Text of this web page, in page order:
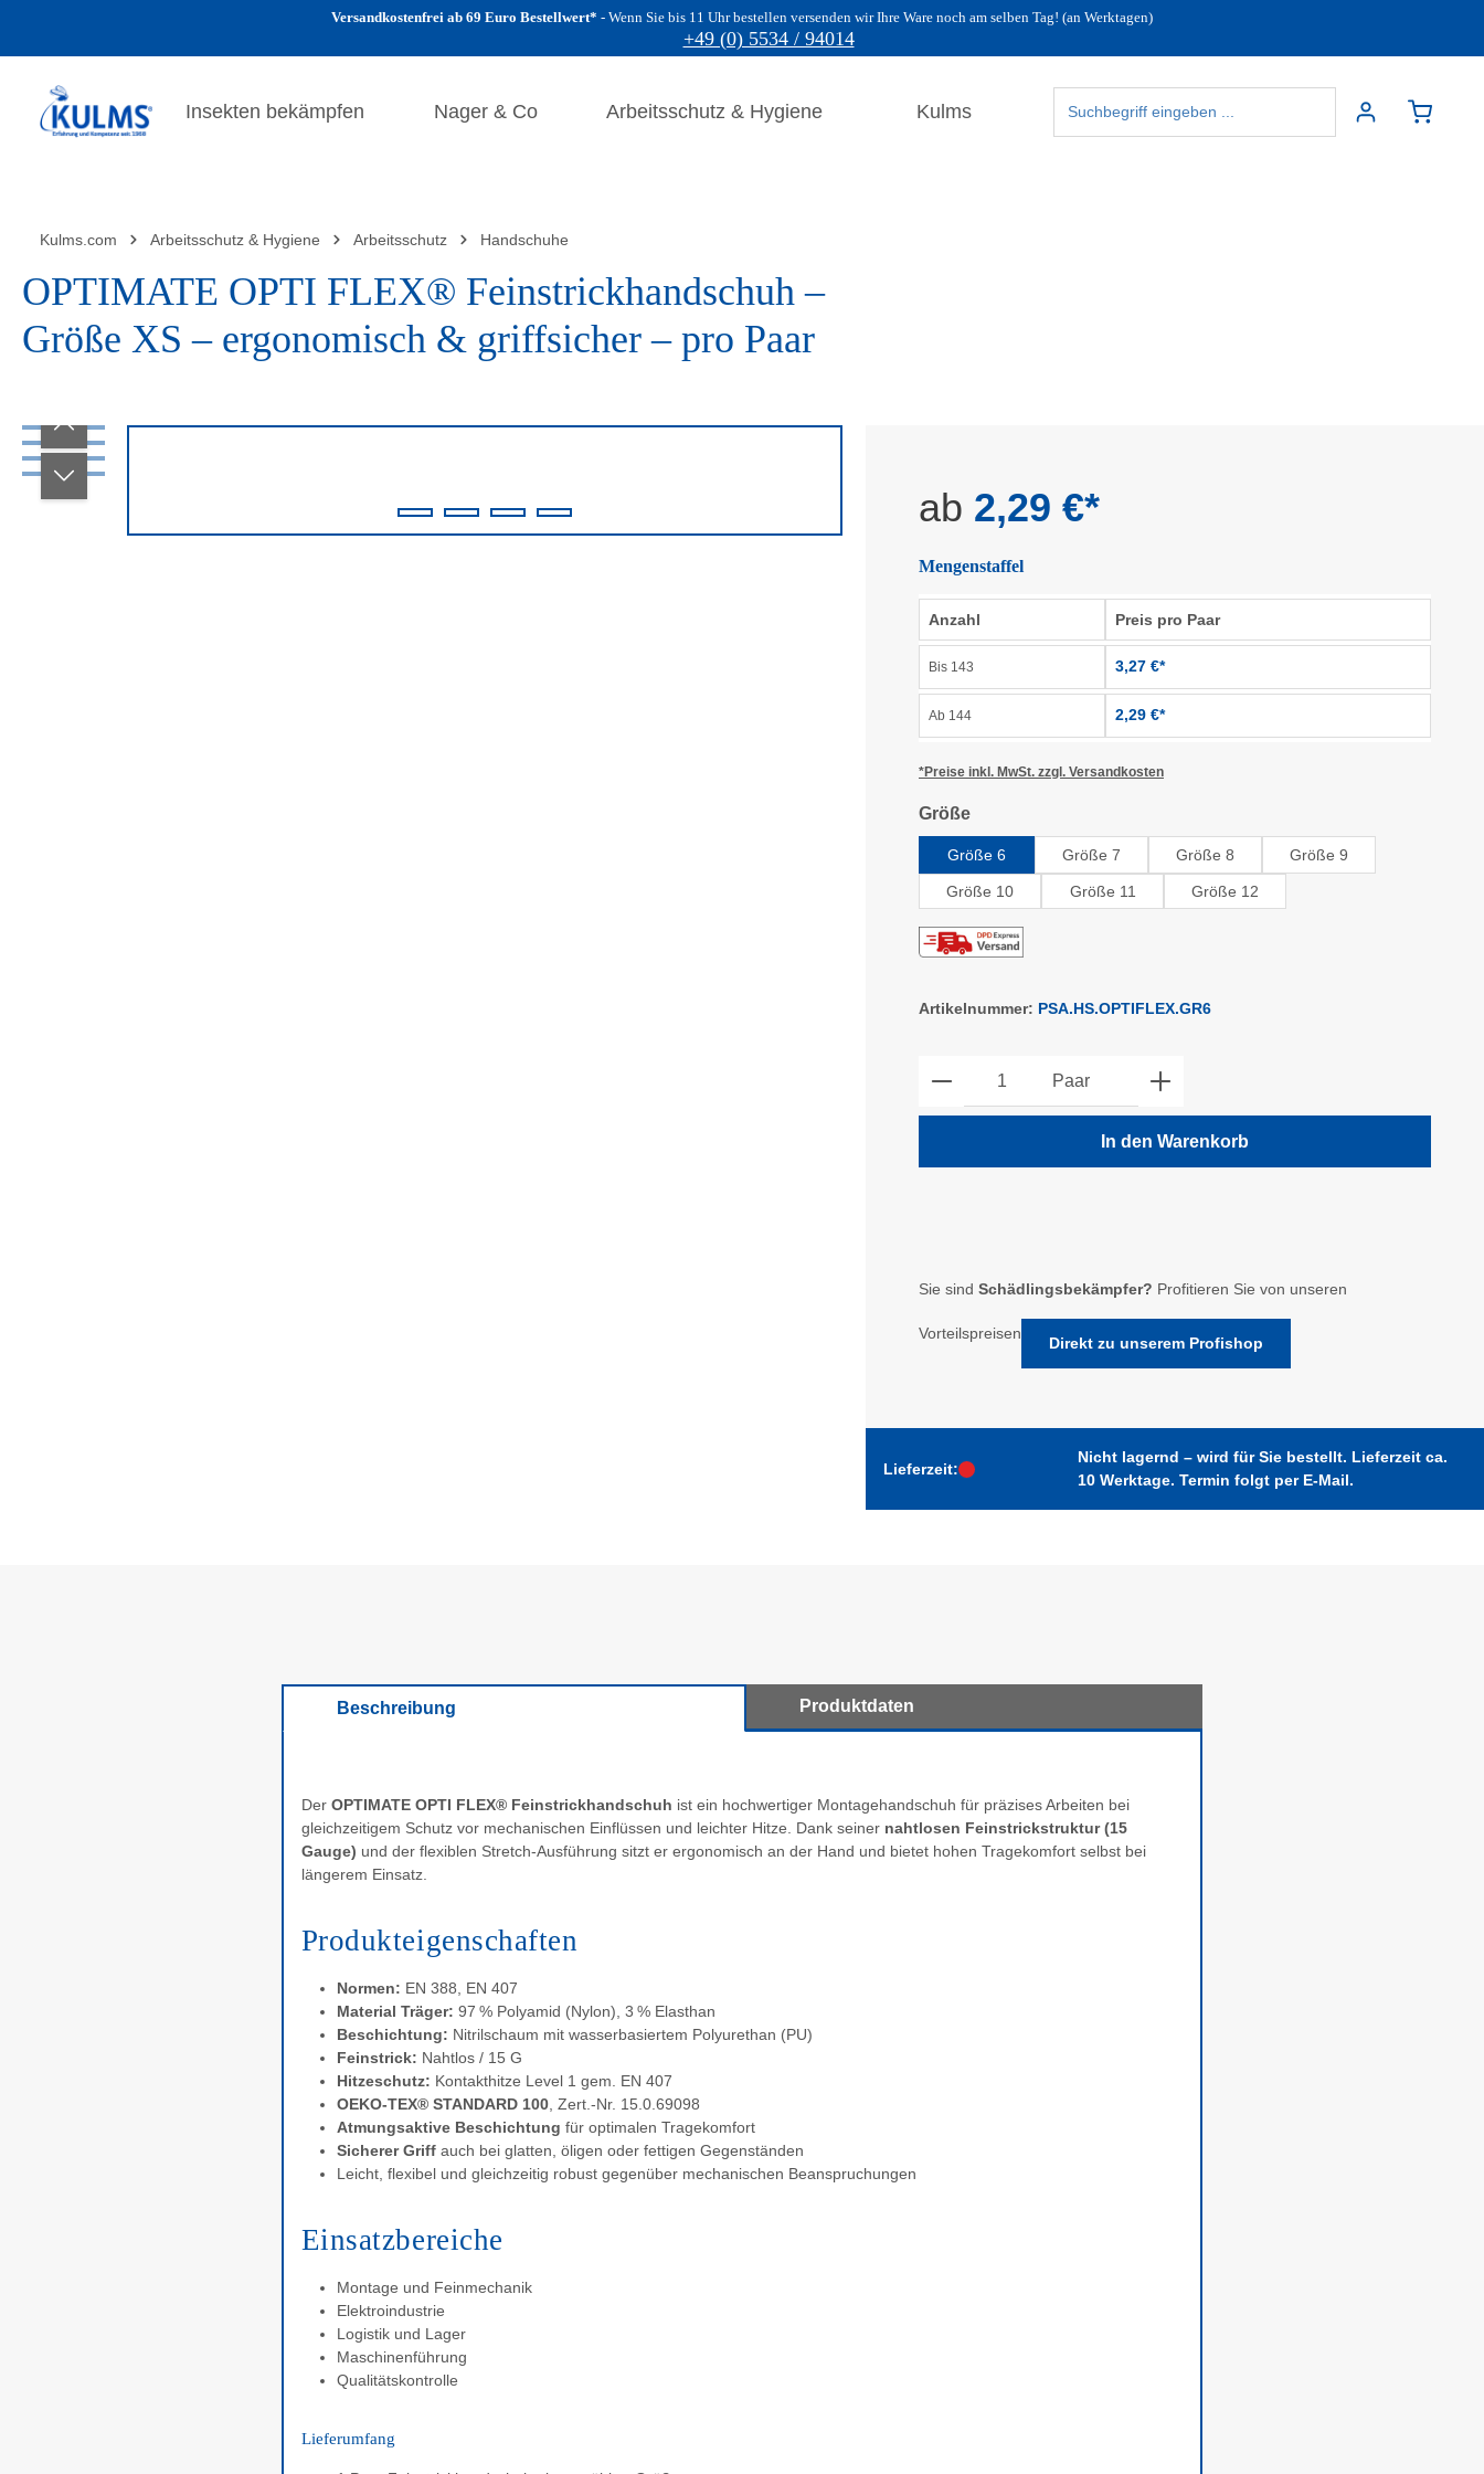
Versandkostenfrei ab 69 Euro Bestellwert* Wenn Sie bis 11 Uhr bestellen versenden wir Ihre Ware noch am selben Tag! (an Werktagen)
+49 (0) 5534 / 94014
Insekten bekämpfen Nager & Co Arbeitsschutz & Hygiene Kulms
Kulms.com Arbeitsschutz & Hygiene Arbeitsschutz Handschuhe
OPTIMATE OPTI FLEX® Feinstrickhandschuh –
Größe XS – ergonomisch & griffsicher – pro Paar
Bildergalerie überspringen
ab 2,29 €*
Mengenstaffel
Anzahl Preis pro Paar
Bis 143 3,27 €*
Ab 144 2,29 €*
*Preise inkl. MwSt. zzgl. Versandkosten
Größeauswählen
Größe 6 Größe 7 Größe 8 Größe 9
Größe 10 Größe 11 Größe 12
Artikelnummer: PSA.HS.OPTIFLEX.GR6
Produkt Anzahl: Gib den gewünschten Wert
Paar
In den Warenkorb
Sie sind Schädlingsbekämpfer? Profitieren Sie von unseren
Vorteilspreisen
Direkt zu unserem Profishop
Lieferzeit:
Nicht lagernd – wird für Sie bestellt. Lieferzeit ca.
10 Werktage. Termin folgt per E-Mail.
Beschreibung Produktdaten
Der OPTIMATE OPTI FLEX® Feinstrickhandschuh ist ein hochwertiger Montagehandschuh für präzises Arbeiten bei
gleichzeitigem Schutz vor mechanischen Einflüssen und leichter Hitze. Dank seiner nahtlosen Feinstrickstruktur (15
Gauge) und der flexiblen Stretch-Ausführung sitzt er ergonomisch an der Hand und bietet hohen Tragekomfort selbst bei
längerem Einsatz.
Produkteigenschaften
Normen: EN 388, EN 407
Material Träger: 97 % Polyamid (Nylon), 3 % Elasthan
Beschichtung: Nitrilschaum mit wasserbasiertem Polyurethan (PU)
Feinstrick: Nahtlos / 15 G
Hitzeschutz: Kontakthitze Level 1 gem. EN 407
OEKO-TEX® STANDARD 100, Zert.-Nr. 15.0.69098
Atmungsaktive Beschichtung für optimalen Tragekomfort
Sicherer Griffauch bei glatten, öligen oder fettigen Gegenständen
Leicht, flexibel und gleichzeitig robust gegenüber mechanischen Beanspruchungen
Einsatzbereiche
Montage und Feinmechanik
Elektroindustrie
Logistik und Lager
Maschinenführung
Qualitätskontrolle
Lieferumfang